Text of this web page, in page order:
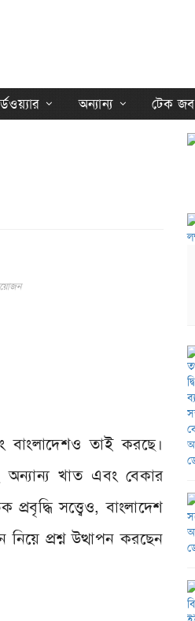
অন্যান্য
টেক জব
বাংলাদেশও তাই করছে।
অন্যান্য খাত এবং বেকার
সত্ত্বেও, বাংলাদেশ
প্রশ্ন উত্থাপন করছেন